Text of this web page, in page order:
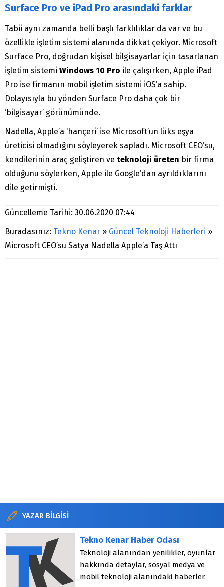
Surface Pro ve iPad Pro arasındaki farklar
Tabii aynı zamanda belli başlı farklılıklar da var ve bu
özellikle işletim sistemi alanında dikkat çekiyor. Microsoft
Surface Pro, doğrudan kişisel bilgisayarlar için tasarlanan
işletim sistemi Windows 10 Pro ile çalışırken, Apple iPad
Pro ise firmanın mobil işletim sistemi iOS’a sahip.
Dolayısıyla bu yönden Surface Pro daha çok bir
‘bilgisayar’ görünümünde.
Nadella, Apple’a ‘hançeri’ ise Microsoft’un lüks eşya
üreticisi olmadığını söyleyerek sapladı. Microsoft CEO’su,
kendilerinin araç geliştiren ve teknoloji üreten bir firma
olduğunu söylerken, Apple ile Google’dan ayrıldıklarını
dile getirmişti.
Güncelleme Tarihi: 30.06.2020 07:44
Buradasınız: Tekno Kenar » Güncel Teknoloji Haberleri »
Microsoft CEO’su Satya Nadella Apple’a Taş Attı
YAZAR BİLGİSİ
Tekno Kenar Haber Odası
Teknoloji alanından yenilikler, oyunlar
hakkında detaylar, sosyal medya ve
mobil teknoloji alanındaki haberler.